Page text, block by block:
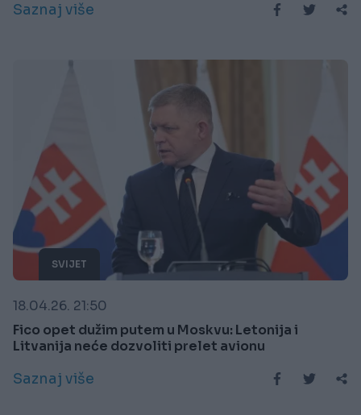
Saznaj više
SVIJET
18.04.26. 21:50
Fico opet dužim putem u Moskvu: Letonija i
Litvanija neće dozvoliti prelet avionu
Saznaj više